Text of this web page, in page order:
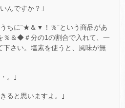
んですか？｣
ちに“★＆▼！％”という商品があ
％＆◆＃分の1の割合で入れて、一
下さい。塩素を使うと、風味が無
。｣
ると思いますよ。｣